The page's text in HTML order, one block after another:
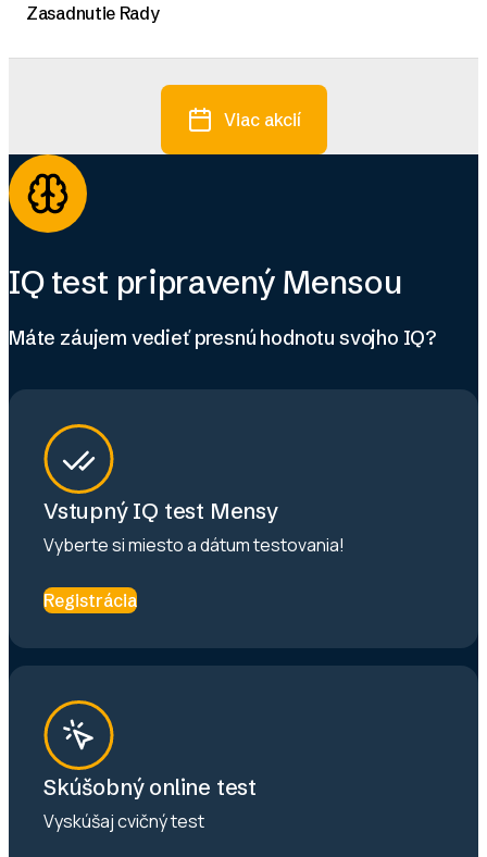
Zasadnutie Rady
Viac akcií
IQ test pripravený Mensou
Máte záujem vedieť presnú hodnotu svojho IQ?
Vstupný IQ test Mensy
Vyberte si miesto a dátum testovania!
Registrácia
Skúšobný online test
Vyskúšaj cvičný test